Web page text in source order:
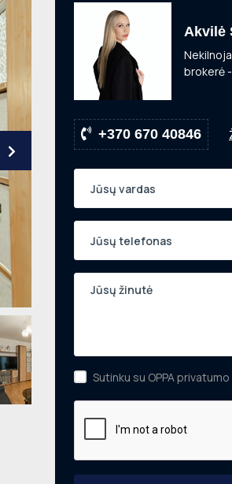
Akvilė
brokerė
+370 670 40846
Sutinku su OPPA